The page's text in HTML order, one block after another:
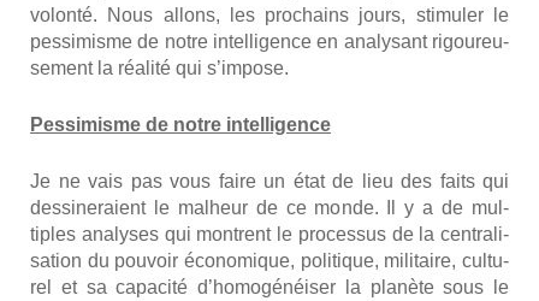
volon­té. Nous allons, les pro­chains jours, sti­mu­ler le
pes­si­misme de notre intel­li­gence en ana­ly­sant rigou­reu­
se­ment la réa­li­té qui s’impose.
Pes­si­misme de notre intel­li­gence
Je ne vais pas vous faire un état de lieu des faits qui
des­si­ne­raient le mal­heur de ce monde. Il y a de mul­
tiples ana­lyses qui montrent le pro­ces­sus de la cen­tra­li­
sa­tion du pou­voir éco­no­mique, poli­tique, mili­taire, cultu­
rel et sa capa­ci­té d’homogénéiser la pla­nète sous le